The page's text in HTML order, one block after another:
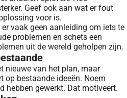
Geef ook aan wat er fout
voor is.
vaak geen aanleiding om iets te
problemen en schets een
uit de wereld geholpen zijn.
nieuwe van het plan, maar
op bestaande ideeën. Noem
hebben gewerkt. Dat motiveert.